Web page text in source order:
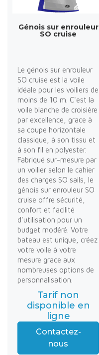
Génois sur enrouleur
SO cruise
Le génois sur enrouleur
SO cruise est la voile
idéale pour les voiliers de
moins de 10 m. C'est la
voile blanche de croisière
par excellence, grace à
sa coupe horizontale
classique, à son tissu et
à son fil en polyester.
Fabriqué sur-mesure par
un voilier selon le cahier
des charges SO sails, le
génois sur enrouleur SO
cruise offre sécurité,
confort et facilité
d'utilisation pour un
budget modéré. Votre
bateau est unique, créez
votre voile à votre
mesure grace aux
nombreuses options de
personnalisation.
Tarif non
disponible en
ligne
Contactez-
nous